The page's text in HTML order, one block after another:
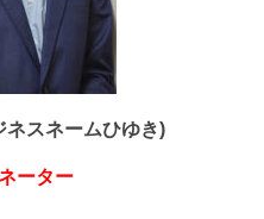
ネスネームひゆき)
ーター